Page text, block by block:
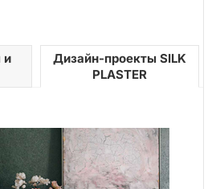
и
Дизайн-проекты SILK
PLASTER